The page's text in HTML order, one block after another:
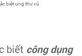
biệt ung thư vú
biết công dụng